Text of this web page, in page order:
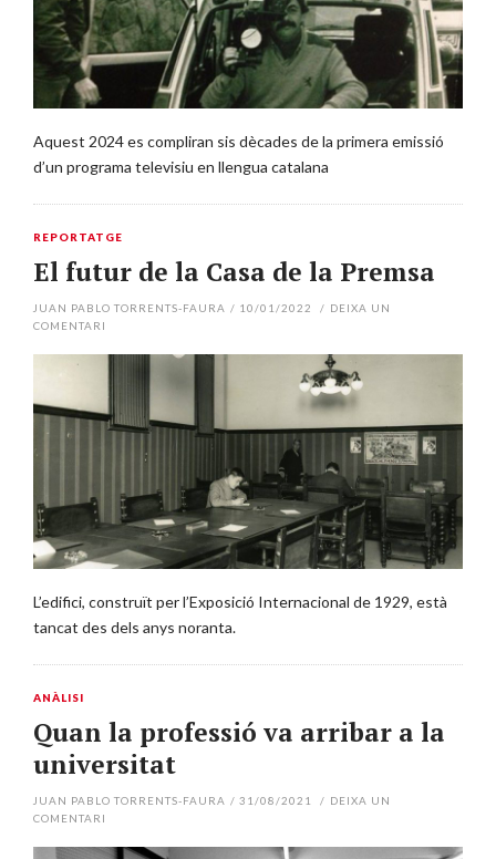
Aquest 2024 es compliran sis dècades de la primera emissió
d’un programa televisiu en llengua catalana
REPORTATGE
El futur de la Casa de la Premsa
JUAN PABLO TORRENTS-FAURA / 10/01/2022 / DEIXA UN
COMENTARI
L’edifici, construït per l’Exposició Internacional de 1929, està
tancat des dels anys noranta.
ANÀLISI
Quan la professió va arribar a la
universitat
JUAN PABLO TORRENTS-FAURA / 31/08/2021 / DEIXA UN
COMENTARI